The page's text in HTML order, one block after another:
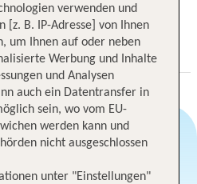
24/7 TUI Service
verwenden und
[z. B. IP-Adresse] von Ihnen
um Ihnen auf oder neben
Werbung und Inhalte
und Analysen
auch ein Datentransfer in
sein, wo vom EU-
werden kann und
nicht ausgeschlossen
unter "Einstellungen"